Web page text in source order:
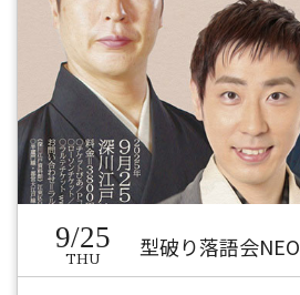
9/25
THU 型破り落語会NEO